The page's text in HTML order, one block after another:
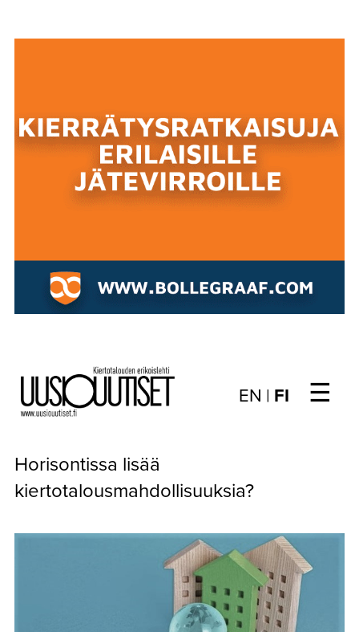
Choose
EN | FI ☰
ARTIKKELIT
Horisontissa lisää
kiertotalousmahdollisuuksia?